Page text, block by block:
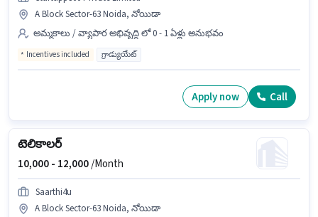
A Block Sector-63 Noida, నోయిడా
అమ్మకాలు / వ్యాపార అభివృద్ధి లో 0 - 1 ఏళ్లు అనుభవం
Incentives included గ్రాడ్యుయేట్
Apply now Call
టెలికాలర్
10,000 - 12,000/Month
Saarthi4u
A Block Sector-63 Noida, నోయిడా